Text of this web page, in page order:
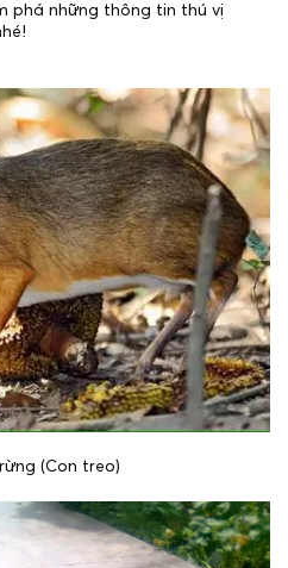
phá những thông tin thú vị
(Con treo)